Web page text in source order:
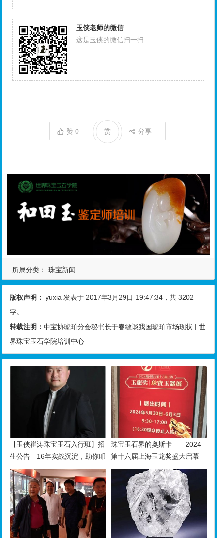
玉侠老师的微信
这是玉侠的微信扫一扫
赞0 分享
赏
所属分类： 珠宝新闻
版权声明： yuxia 发表于 2017年3月29日 19:47:34 ，共 3202
字。
转载注明：中宝协琥珀分会秘书长于春敏谈我国琥珀市场现状 | 世
界珠宝玉石学院培训中心
【玉侠崔涛珠宝玉石入行班】招
生公告—16年实战沉淀，助你叩
开财富与传承之门
珠宝玉石界的奥斯卡——2024
第十六届上海玉龙奖盛大启幕